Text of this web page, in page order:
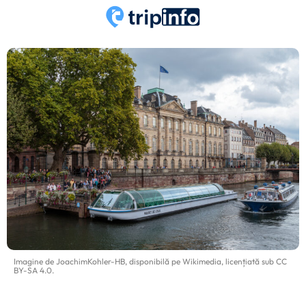
Imagine de JoachimKohler-HB, disponibilă pe Wikimedia, licențiată sub CC
BY-SA 4.0.